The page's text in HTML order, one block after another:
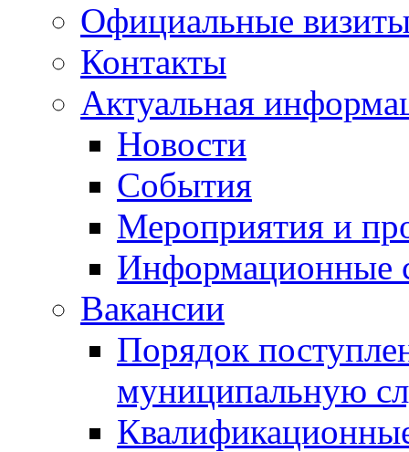
Официальные
Контакты
Актуальная
Новости
События
Мероприятия и
Информационные
Вакансии
Порядок
муниципальную